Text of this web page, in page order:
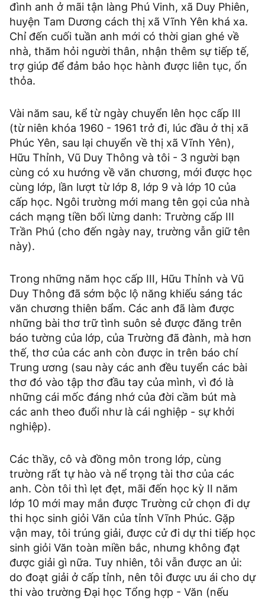
đình anh ở mãi tận làng Phú Vinh, xã Duy Phiên,
huyện Tam Dương cách thị xã Vĩnh Yên khá xa.
Chỉ đến cuối tuần anh mới có thời gian ghé về
nhà, thăm hỏi người thân, nhận thêm sự tiếp tế,
trợ giúp để đảm bảo học hành được liên tục, ổn
thỏa.
Vài năm sau, kể từ ngày chuyển lên học cấp III
(từ niên khóa 1960 - 1961 trở đi, lúc đầu ở thị xã
Phúc Yên, sau lại chuyển về thị xã Vĩnh Yên),
Hữu Thỉnh, Vũ Duy Thông và tôi - 3 người bạn
cùng có xu hướng về văn chương, mới được học
cùng lớp, lần lượt từ lớp 8, lớp 9 và lớp 10 của
cấp học. Ngôi trường mới mang tên gọi của nhà
cách mạng tiền bối lừng danh: Trường cấp III
Trần Phú (cho đến ngày nay, trường vẫn giữ tên
này).
Trong những năm học cấp III, Hữu Thỉnh và Vũ
Duy Thông đã sớm bộc lộ năng khiếu sáng tác
văn chương thiên bẩm. Các anh đã làm được
những bài thơ trữ tình suôn sẻ được đăng trên
báo tường của lớp, của Trường đã đành, mà hơn
thế, thơ của các anh còn được in trên báo chí
Trung ương (sau này các anh đều tuyển các bài
thơ đó vào tập thơ đầu tay của mình, vì đó là
những cái mốc đáng nhớ của đời cầm bút mà
các anh theo đuổi như là cái nghiệp - sự khởi
nghiệp).
Các thầy, cô và đồng môn trong lớp, cùng
trường rất tự hào và nể trọng tài thơ của các
anh. Còn tôi thì lẹt đẹt, mãi đến học kỳ II năm
lớp 10 mới may mắn được Trường cử chọn đi dự
thi học sinh giỏi Văn của tỉnh Vĩnh Phúc. Gặp
vận may, tôi trúng giải, được cử đi dự thi tiếp học
sinh giỏi Văn toàn miền bắc, nhưng không đạt
được giải gì nữa. Tuy nhiên, tôi vẫn được an ủi:
do đoạt giải ở cấp tỉnh, nên tôi được ưu ái cho dự
thi vào trường Đại học Tổng hợp - Văn (nếu